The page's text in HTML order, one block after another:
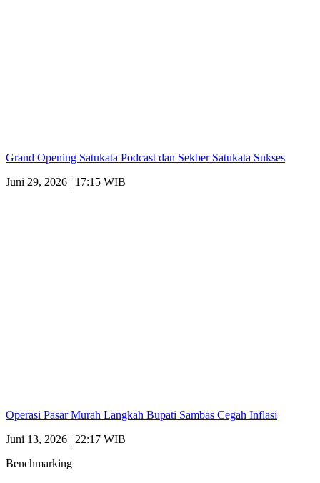
Grand Opening Satukata Podcast dan Sekber Satukata Sukses
Juni 29, 2026 | 17:15 WIB
Operasi Pasar Murah Langkah Bupati Sambas Cegah Inflasi
Juni 13, 2026 | 22:17 WIB
Benchmarking